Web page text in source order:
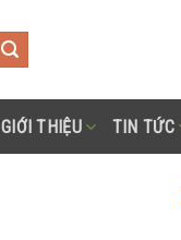
GIỚI THIỆU TIN TỨC